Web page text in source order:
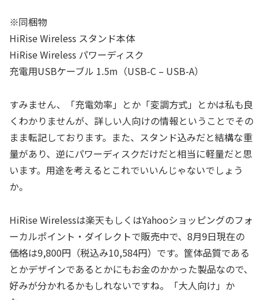
※同梱物
HiRise Wireless スタンド本体
HiRise Wireless パワーディスク
充電用USBケーブル 1.5m（USB-C – USB-A）
すみません、「充電効率」とか「変調方式」とかは私も良
くわかりませんが、詳しい人向けの情報ということでその
まま転記しております。また、スタンド込みだと結構な重
量があり、逆にパワーディスクだけだと相当に軽量だと思
います。用途を考えるとこれでいいんじゃないでしょう
か。
HiRise Wirelessは楽天もしくはYahooショッピングのフォ
ーカルポイント・ダイレクトで販売中で、8月9日現在の
価格は9,800円（税込み10,584円）です。筐体品質である
とかデザインであるとかにもお金のかかった製品なので、
好みが分かれるかもしれないですね。「大人向け」か